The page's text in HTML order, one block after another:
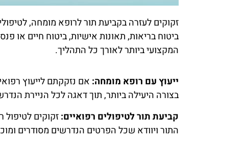
זקוקים לעזרה בקביעת תור לרופא מומחה,
ביטוח בריאות, תאונות אישיות, ביטוח חיים או
המקצועי ביותר לאורך כל התהליך.
ייעוץ עם רופא מומחה: אם נזקקתם לייעוץ
בצורה היעילה ביותר, תוך דאגה לכל הניירת
קביעת תור לטיפולים רפואיים:זקוקים
התור ויוודא שכל הפרטים הנדרשים מסודרים